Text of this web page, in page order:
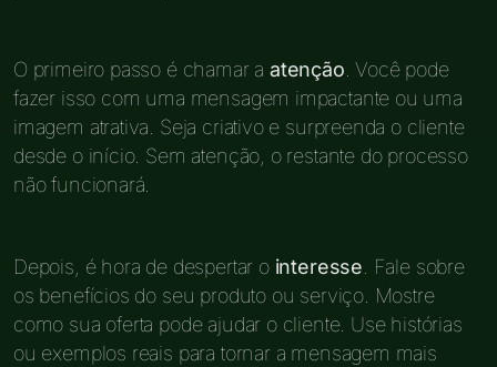
O primeiro passo é chamar a atenção . Você pode
fazer isso com uma mensagem impactante ou uma
imagem atrativa. Seja criativo e surpreenda o cliente
desde o início. Sem atenção, o restante do processo
não funcionará.
Depois, é hora de despertar o interesse . Fale sobre
os benefícios do seu produto ou serviço. Mostre
como sua oferta pode ajudar o cliente. Use histórias
ou exemplos reais para tornar a mensagem mais